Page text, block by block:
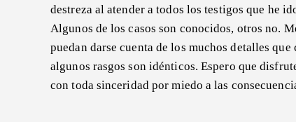
destreza al atender a todos los testigos que he
Algunos de los casos son conocidos, otros no.
puedan darse cuenta de los muchos detalles
algunos rasgos son idénticos. Espero que
con toda sinceridad por miedo a las